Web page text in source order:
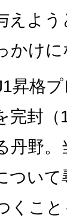
えよ
かけ
昇格プ
完封
丹野
つい
くこ